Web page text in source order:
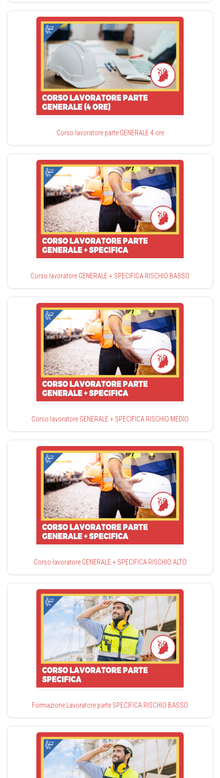
Corso lavoratore parte GENERALE 4 ore
Corso lavoratore GENERALE + SPECIFICA RISCHIO BASSO
Corso lavoratore GENERALE + SPECIFICA RISCHIO MEDIO
Corso lavoratore GENERALE + SPECIFICA RISCHIO ALTO
Formazione Lavoratore parte SPECIFICA RISCHIO BASSO